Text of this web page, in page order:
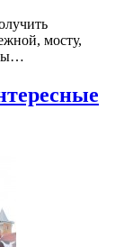
мосту,